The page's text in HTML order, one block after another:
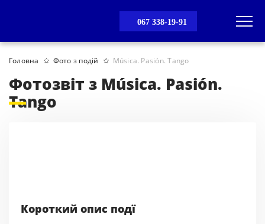
067 338-19-91
Головна Фото з подій Música. Pasión. Tango
Фотозвіт з Música. Pasión.
Tango
Короткий опис подї